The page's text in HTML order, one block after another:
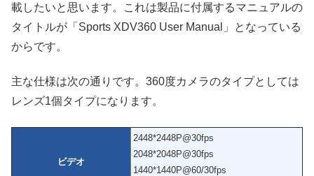
載したいと思います。これは製品に付属するマニュアルの
タイトルが「Sports XDV360 User Manual」となっている
からです。
主な仕様は次の通りです。360度カメラのタイプとしては
レンズ1個タイプになります。
ビデオ
2448*2448P@30fps
2048*2048P@30fps
1440*1440P@60/30fps